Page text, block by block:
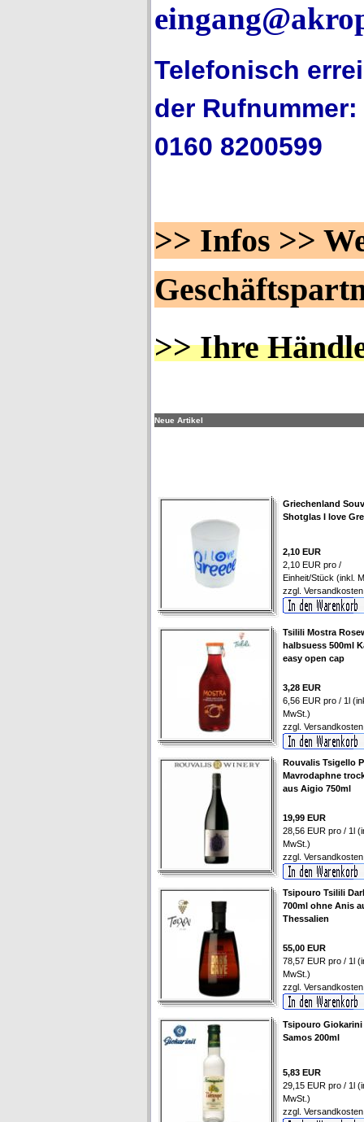
Telefonisch
der Rufnummer:
0160 8200599
>> Infos >>
>> Ihre
Neue Artikel
Griechenland
Shotglas I love
2,10 EUR
2,10 EUR pro /
Einheit/Stück (inkl.
zzgl. Versandkosten
Tsilili Mostra
halbsuess 500ml
easy open cap
3,28 EUR
6,56 EUR pro / 1l
MwSt.)
zzgl. Versandkosten
Rouvalis Tsigello
Mavrodaphne
aus Aigio 750ml
19,99 EUR
28,56 EUR pro / 1l
MwSt.)
zzgl. Versandkosten
Tsipouro Tsilili
700ml ohne Anis
Thessalien
55,00 EUR
78,57 EUR pro / 1l
MwSt.)
zzgl. Versandkosten
Tsipouro Giokarini
Samos 200ml
5,83 EUR
29,15 EUR pro / 1l
MwSt.)
zzgl. Versandkosten